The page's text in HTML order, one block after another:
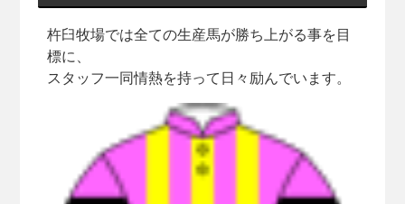
杵臼牧場では全ての生産馬が勝ち上がる事を目
標に、
スタッフ一同情熱を持って日々励んでいます。